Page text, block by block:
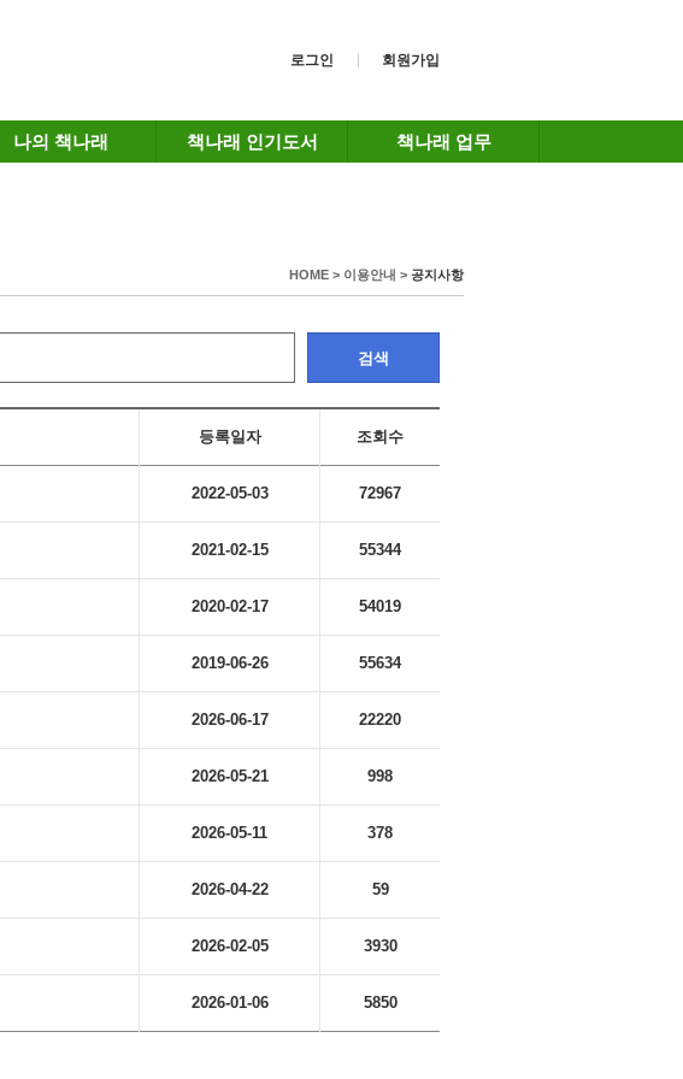
로그인 회원가입
나의 책나래 책나래 인기도서 책나래 업무
HOME > 이용안내 > 공지사항
검색
등록일자 조회수
2022-05-03 72967
2021-02-15 55344
2020-02-17 54019
2019-06-26 55634
2026-06-17 22220
2026-05-21 998
2026-05-11 378
2026-04-22 59
2026-02-05 3930
2026-01-06 5850